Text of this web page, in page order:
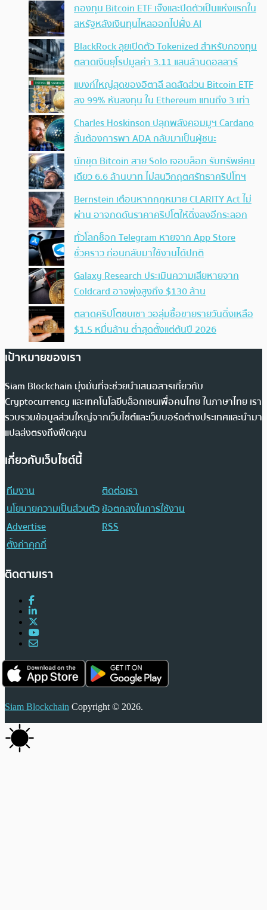
กองทุน Bitcoin ETF เจ๊งและปิดตัวเป็นแห่งแรกใน
สหรัฐหลังเงินทุนไหลออกไปฝั่ง AI
BlackRock ลุยเปิดตัว Tokenized สำหรับกองทุน
ตลาดเงินยุโรปมูลค่า 3.11 แสนล้านดอลลาร์
แบงก์ใหญ่สุดของอิตาลี ลดสัดส่วน Bitcoin ETF
ลง 99% หันลงทุน ใน Ethereum แทนถึง 3 เท่า
Charles Hoskinson ปลุกพลังคอมมูฯ Cardano
ลั่นต้องการพา ADA กลับมาเป็นผู้ชนะ
นักขุด Bitcoin สาย Solo เจอบล็อก รับทรัพย์คน
เดียว 6.6 ล้านบาท ไม่สนวิกฤตศรัทธาคริปโทฯ
Bernstein เตือนหากกฎหมาย CLARITY Act ไม่
ผ่าน อาจกดดันราคาคริปโตให้ดิ่งลงอีกระลอก
ทั่วโลกช็อก Telegram หายจาก App Store
ชั่วคราว ก่อนกลับมาใช้งานได้ปกติ
Galaxy Research ประเมินความเสียหายจาก
Coldcard อาจพุ่งสูงถึง $130 ล้าน
ตลาดคริปโตซบเซา วอลุ่มซื้อขายรายวันดิ่งเหลือ
$1.5 หมื่นล้าน ต่ำสุดตั้งแต่ต้นปี 2026
เป้าหมายของเรา
Siam Blockchain มุ่งมั่นที่จะช่วยนำเสนอสารเกี่ยวกับ
Cryptocurrency และเทคโนโลยีบล็อกเชนเพื่อคนไทย ในภาษาไทย เรา
รวบรวมข้อมูลส่วนใหญ่จากเว็บไซต์และเว็บบอร์ดต่างประเทศและนำมา
แปลส่งตรงถึงฟีดคุณ
เกี่ยวกับเว็บไซต์นี้
ทีมงาน
ติดต่อเรา
นโยบายความเป็นส่วนตัวข้อตกลงในการใช้งาน
Advertise
RSS
ตั้งค่าคุกกี้
ติดตามเรา
Siam Blockchain Copyright © 2026.